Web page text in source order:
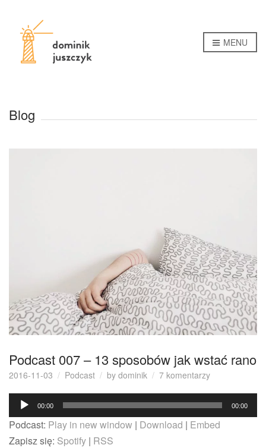
MENU
Blog
Podcast 007 – 13 sposobów jak wstać rano
2016-11-03 Podcast by dominik 7 komentarzydo
–
13
Odtwarzacz
plików
dźwiękowych
00:00 00:00
Podcast: Play in new window | Download | Embed
Zapisz się: Spotify | RSS